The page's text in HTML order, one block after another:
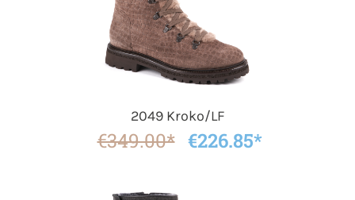
2049 Kroko/LF
€349.00* €226.85*